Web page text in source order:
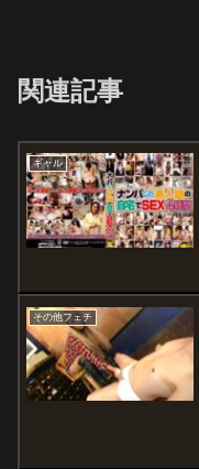
関連記事
ギャル
その他フェチ